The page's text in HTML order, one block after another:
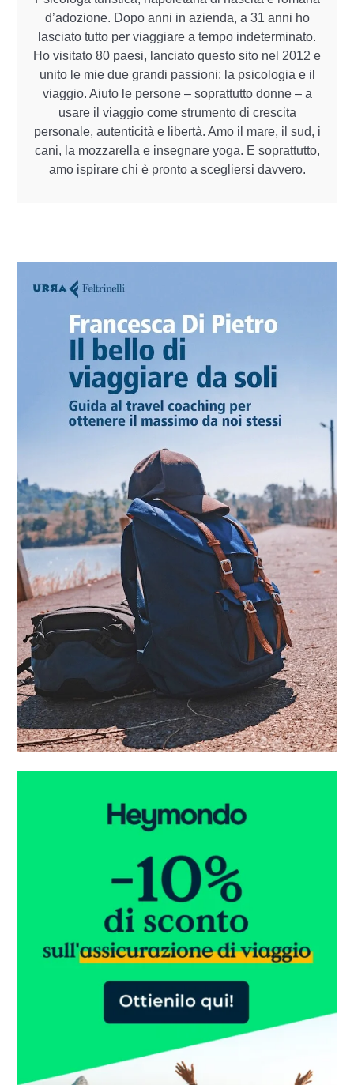
d’adozione. Dopo anni in azienda, a 31 anni ho
lasciato tutto per viaggiare a tempo indeterminato.
Ho visitato 80 paesi, lanciato questo sito nel 2012 e
unito le mie due grandi passioni: la psicologia e il
viaggio. Aiuto le persone – soprattutto donne – a
usare il viaggio come strumento di crescita
personale, autenticità e libertà. Amo il mare, il sud, i
cani, la mozzarella e insegnare yoga. E soprattutto,
amo ispirare chi è pronto a scegliersi davvero.